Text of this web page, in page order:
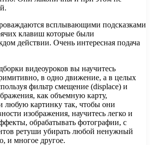
всплывающими подсказками
клавиш которые были
действии. Очень интересная подача
видеоуроков вы научитесь
в одно движение, а в целых
фильтр смещение (displace) и
как объемную карту,
любую картинку так, чтобы они
изображения, научитесь легко и
обрабатывать фотографии, с
ретуши убирать любой ненужный
и многое другое.